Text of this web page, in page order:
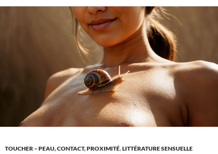
comment
réinventer
les
scènes
voyeuristes
TOUCHER – PEAU, CONTACT, PROXIMITÉ,LITTÉRATURE SENSUELLE